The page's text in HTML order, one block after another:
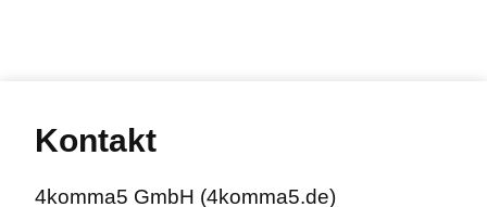
Kontakt
4komma5 GmbH (4komma5.de)